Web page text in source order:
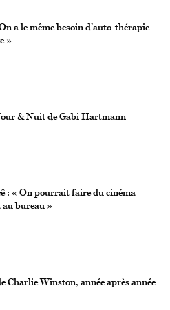
a le même besoin d’auto-thérapie
»
& Nuit de Gabi Hartmann
: « On pourrait faire du cinéma
au bureau »
Charlie Winston, année après année